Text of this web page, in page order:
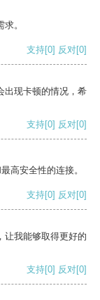
。
支持[0] 反对[0]
出现卡顿的情况，希
支持[0] 反对[0]
高安全性的连接。
支持[0] 反对[0]
让我能够取得更好的
支持[0] 反对[0]